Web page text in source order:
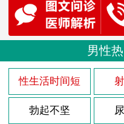
男性患少精症的原因是什
男性
性生活时间短
勃起不坚